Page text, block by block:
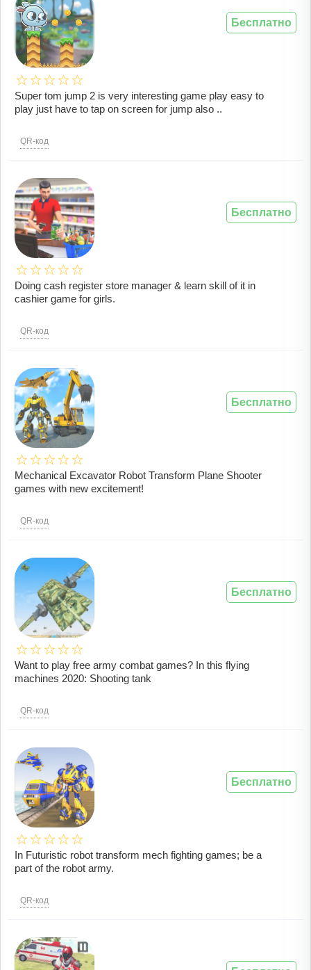
Super tom jump 2 is very interesting game play easy to
play just have to tap on screen for jump also ..
QR-код
Бесплатно
Doing cash register store manager & learn skill of it in
cashier game for girls.
QR-код
Бесплатно
Mechanical Excavator Robot Transform Plane Shooter
games with new excitement!
QR-код
Бесплатно
Want to play free army combat games? In this flying
machines 2020: Shooting tank
QR-код
Бесплатно
In Futuristic robot transform mech fighting games; be a
part of the robot army.
QR-код
Бесплатно